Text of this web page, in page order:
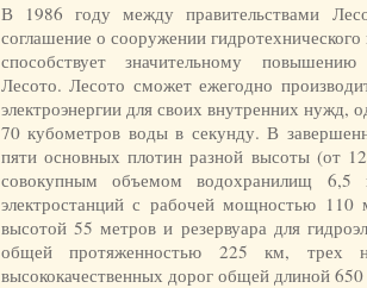
В 1986 году между правительствами
соглашение о сооружении
способствует значительному повышению
Лесото. Лесото сможет ежегодно
электроэнергии для своих внутренних
70 кубометров воды в секунду. В
пяти основных плотин разной высоты (от
совокупным объемом водохранилищ 6,5
электростанций с рабочей мощностью 110
высотой 55 метров и резервуара для
общей протяженностью 225 км, трех
высококачественных дорог общей длиной